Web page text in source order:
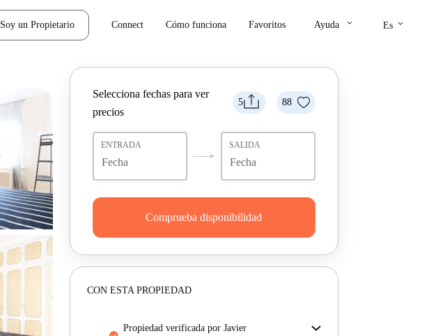
Soy un Propietario Connect Cómo funciona Favoritos Ayuda keyboard_arrow_down Es keyboard_arrow_down
5 88
Selecciona fechas para ver
precios
ENTRADA SALIDA
Comprueba disponibilidad
CON ESTA PROPIEDAD
propiedad verificada por Javier